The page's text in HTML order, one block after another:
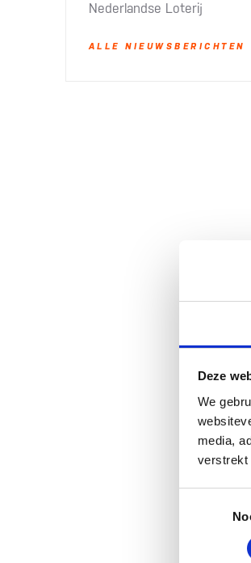
Deze
We
media,
verstrekt
Nederlandse Loterij​
ALLE NIEUWSBERICHTEN